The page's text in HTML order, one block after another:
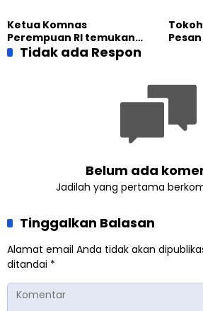
Internasional Muslim
Ahmadiyah UK 2026
fakta
Ketua Komnas
Perempuan RI temukan
optimisme
Tidak ada Respon
Belum ada
Jadilah yang pertama
Tinggalkan Balasan
Alamat email Anda tidak akan
ditandai *